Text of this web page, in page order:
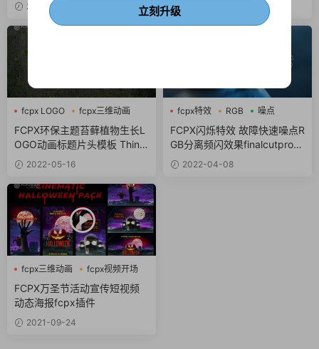
2022-09-24
fcpx LOGO
fcpx三维动画
fcpx卡通
FCPX环保主题苔藓植物生长L
OGO动画标题片头模板 Thing
Title2022-05-16
fcpx特效 RGB 噪点
FCPX闪烁特效 故障快速噪点R
GB分离频闪效果finalcutpro插
件 Flicker Effects
2022-04-08
fcpx三维动画
fcpx视频开场
万圣节
FCPX万圣节活动宣传短视频
动态海报fcpx插件
2021-09-24
立刻升级